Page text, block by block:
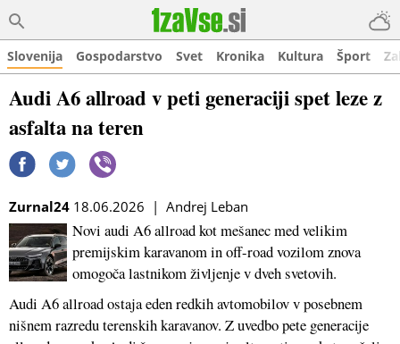
Slovenija Gospodarstvo Svet Kronika Kultura Šport
Audi A6 allroad v peti generaciji spet leze z
asfalta na teren
Zurnal24 18.06.2026 | Andrej Leban
Novi audi A6 allroad kot mešanec med velikim
premijskim karavanom in off-road vozilom znova
omogoča lastnikom življenje v dveh svetovih.
Audi A6 allroad ostaja eden redkih avtomobilov v posebnem
nišnem razredu terenskih karavanov. Z uvedbo pete generacije